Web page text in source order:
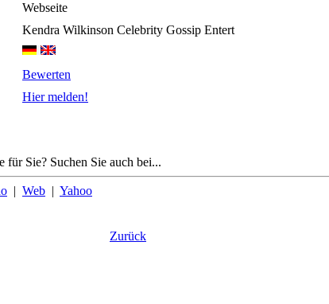
Webseite
Kendra Wilkinson Celebrity Gossip Entert
Bewerten
Hier melden!
für Sie? Suchen Sie auch bei...
| Web | Yahoo
Zurück